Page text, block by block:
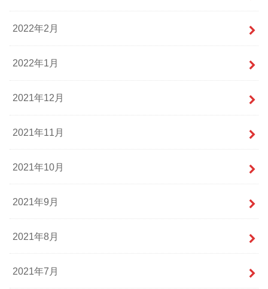
2022年2月
2022年1月
2021年12月
2021年11月
2021年10月
2021年9月
2021年8月
2021年7月